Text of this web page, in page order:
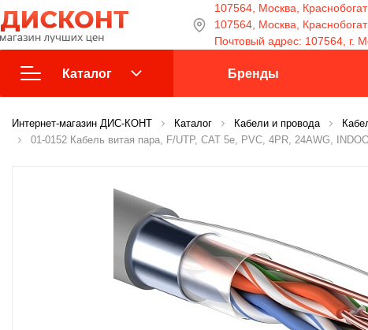
107564, Москва,
107564, Москва,
Почтовый адрес: 107564, г.
Каталог
Взрыво-защищенное
оборудование
Источники питания
Бренды
Интернет-магазин ДИС-КОНТ Каталог Кабели и провода
01-0152 Кабель витая пара, F/UTP, CAT 5е, PVC, 4PR, 24AWG,